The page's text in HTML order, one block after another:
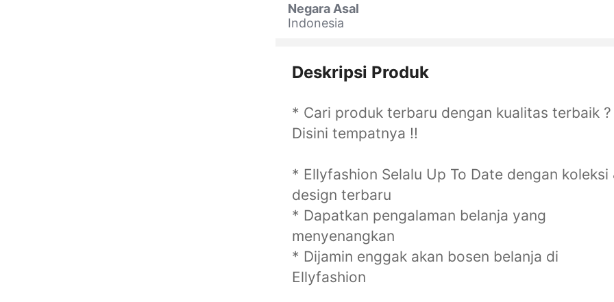
Negara Asal
Indonesia
Deskripsi Produk
* Cari produk terbaru dengan kualitas terbaik ?
Disini tempatnya !!
* Ellyfashion Selalu Up To Date dengan koleksi
design terbaru
* Dapatkan pengalaman belanja yang
menyenangkan
* Dijamin enggak akan bosen belanja di
Ellyfashion